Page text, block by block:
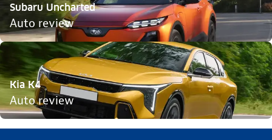
Subaru Uncharted
Auto review
Kia K4
Auto review